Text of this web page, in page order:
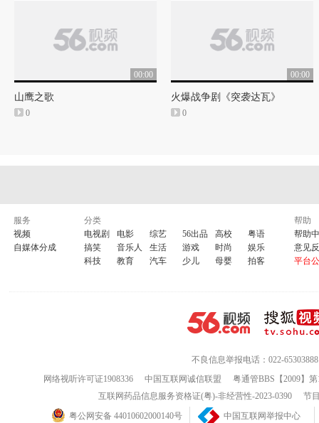
00:00
山鹰之歌
0
00:00
火爆战争剧《突袭达瓦》
0
服务
视频
自媒体分成
分类
电视剧
电影 综艺 56出品 高校
粤语
搞笑
音乐人 生活 游戏 时尚
娱乐
科技
教育 汽车 少儿 母婴 拍客
帮助
帮助
意见
平台
不良信息举报电话：022-65303888
网络视听许可证1908336
中国互联网诚信联盟
粤通管BBS【2009】
互联网药品信息服务资格证(粤)-非经营性-2023-0390
节
粤公网安备 44010602000140号
中国互联网举报中心